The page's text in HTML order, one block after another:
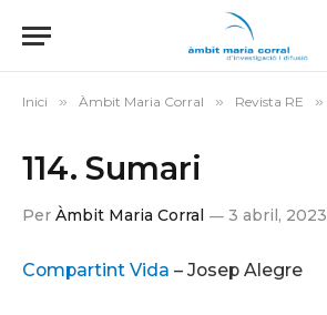
Inici » Àmbit Maria Corral » Revista RE »
114. Sumari
Per Àmbit Maria Corral 3 abril, 2023
Compartint Vida – Josep Alegre